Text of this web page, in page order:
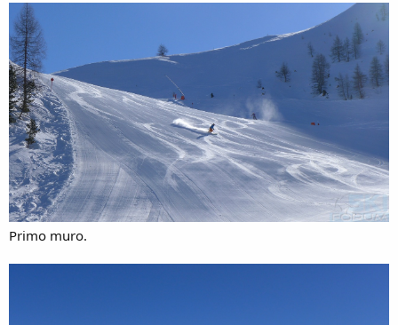
Primo muro.